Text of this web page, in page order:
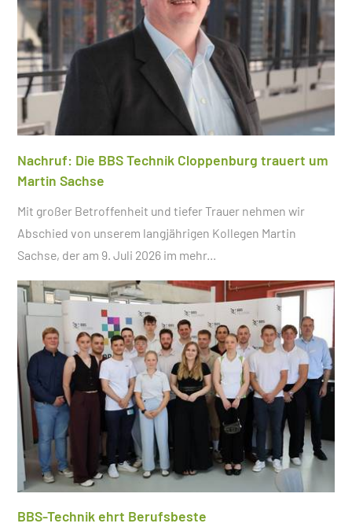
Nachruf: Die BBS Technik Cloppenburg trauert um
Martin Sachse
Mit großer Betroffenheit und tiefer Trauer nehmen wir
Abschied von unserem langjährigen Kollegen Martin
Sachse, der am 9. Juli 2026 im mehr...
BBS-Technik ehrt Berufsbeste